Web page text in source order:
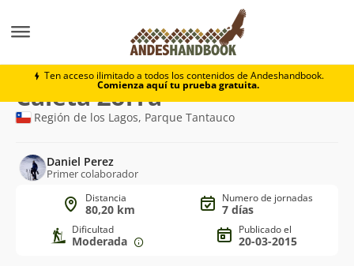
Ten acceso ilimitado a todos los contenidos de Andeshandbook.
Comienza aquí tu prueba gratuita.
Caleta Zorra
Ruta
de
trekking
Caleta Zorra
Región de los Lagos, Parque Tantauco
Daniel Perez
Primer colaborador
Distancia
80,20 km
Numero de jornadas
7 días
Dificultad
Moderada
Publicado el
20-03-2015